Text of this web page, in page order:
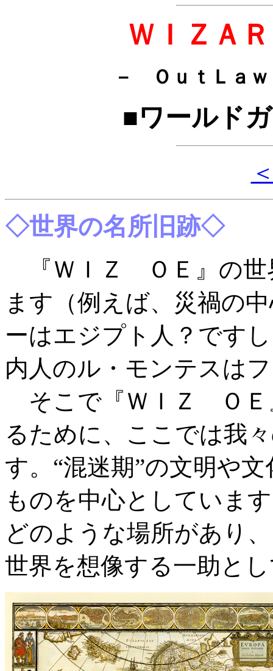
ＷＩＺＡ
－ ＯｕｔＬａ
■ワールド
◇世界の名所旧跡◇
『ＷＩＺ ＯＥ』の世
ます（例えば、災禍の
ーはエジプト人？です
内人のル・モンテスは
そこで『ＷＩＺ ＯＥ
るために、ここでは我
す。“混迷期”の文明や
ものを中心としていま
どのような場所があり
世界を想像する一助と